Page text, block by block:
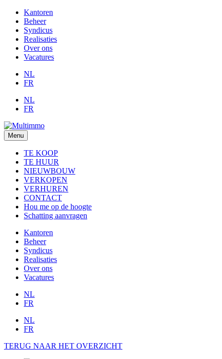
Kantoren
Beheer
Syndicus
Realisaties
Over ons
Vacatures
NL
FR
NL
FR
Menu
TE KOOP
TE HUUR
NIEUWBOUW
VERKOPEN
VERHUREN
CONTACT
Hou me op de hoogte
Schatting aanvragen
Kantoren
Beheer
Syndicus
Realisaties
Over ons
Vacatures
NL
FR
NL
FR
TERUG NAAR HET OVERZICHT